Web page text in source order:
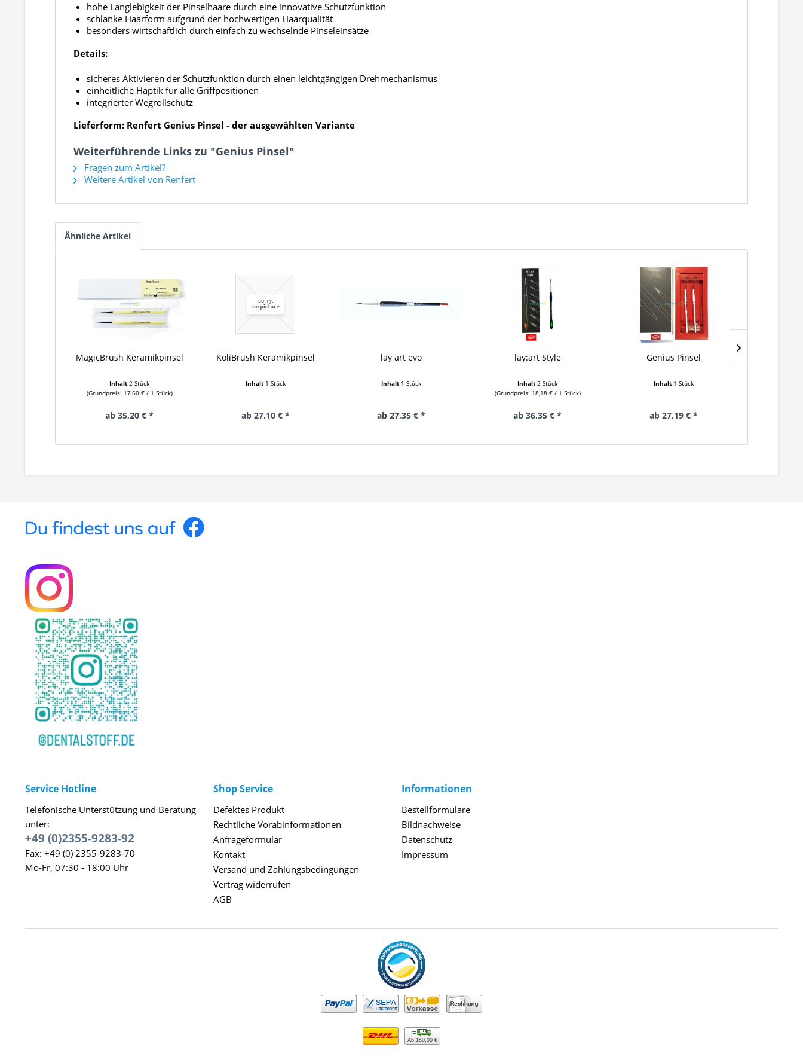
hohe Langlebigkeit der Pinselhaare durch eine innovative Schutzfunktion
schlanke Haarform aufgrund der hochwertigen Haarqualität
besonders wirtschaftlich durch einfach zu wechselnde Pinseleinsätze
Details:
sicheres Aktivieren der Schutzfunktion durch einen leichtgängigen Drehmechanismus
einheitliche Haptik für alle Griffpositionen
integrierter Wegrollschutz
Lieferform: Renfert Genius Pinsel - der ausgewählten Variante
Weiterführende Links zu "Genius Pinsel"
Fragen zum Artikel?
Weitere Artikel von Renfert
Ähnliche Artikel
MagicBrush Keramikpinsel
Inhalt2 Stück
(Grundpreis: 17,60 € / 1 Stück)
ab 35,20 € *
KoliBrush Keramikpinsel
Inhalt 1 Stück
ab 27,10 € *
lay art evo
Inhalt 1 Stück
ab 27,35 € *
lay:art Style
Inhalt2 Stück
(Grundpreis: 18,18 € / 1 Stück)
ab 36,35 € *
Genius Pinsel
Inhalt 1 Stück
ab 27,19 € *
Service Hotline
Telefonische Unterstützung und Beratung
unter:
+49 (0)2355-9283-92
Fax: +49 (0) 2355-9283-70
Mo-Fr, 07:30 - 18:00 Uhr
Shop Service
Defektes Produkt
Rechtliche Vorabinformationen
Anfrageformular
Kontakt
Versand und Zahlungsbedingungen
Vertrag widerrufen
AGB
Informationen
Bestellformulare
Bildnachweise
Datenschutz
Impressum
Ab 150,00 €